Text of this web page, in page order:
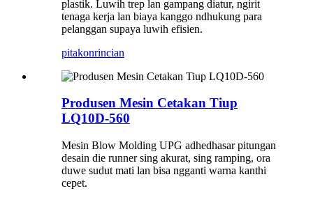
plastik. Luwih trep lan gampang diatur, ngirit
tenaga kerja lan biaya kanggo ndhukung para
pelanggan supaya luwih efisien.
pitakonrincian
Produsen Mesin Cetakan Tiup
LQ10D-560
Mesin Blow Molding UPG adhedhasar pitungan
desain die runner sing akurat, sing ramping, ora
duwe sudut mati lan bisa ngganti warna kanthi
cepet.